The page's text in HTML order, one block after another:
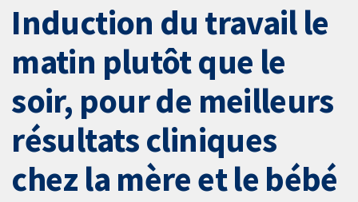
Induction du travail le
matin plutôt que le
soir, pour de meilleurs
résultats cliniques
chez la mère et le bébé